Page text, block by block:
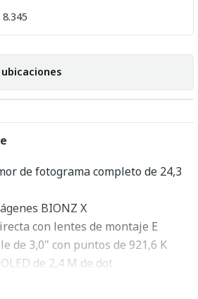
8.345
de fotograma completo de 24,3
BIONZ X
con lentes de montaje E
de 3,0" con puntos de 921,6 K
de 2,4 M de dot
con salida sin comprimir